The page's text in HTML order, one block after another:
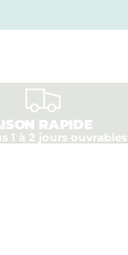
RAPIDE
1 à 2 jours ouvrables